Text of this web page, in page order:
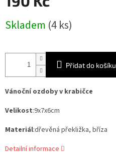
cena:
Skladem (4 ks)
Přidat do košíku
Vánoční ozdoby v krabičce
Velikost:9x7x6cm
Materiál:dřevěná překližka, bříza
Detailní informace